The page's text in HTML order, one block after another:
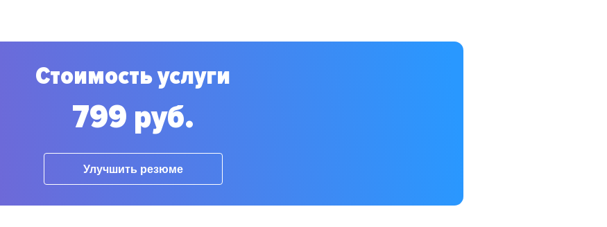
Стоимость услуги
799 руб.
Улучшить резюме